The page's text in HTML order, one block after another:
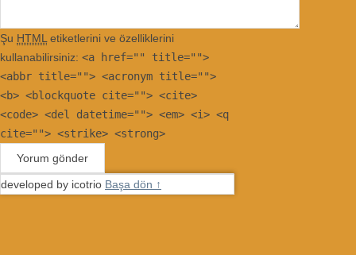
Şu HTML etiketlerini ve özelliklerini
kullanabilirsiniz: <a href="" title="">
<abbr title=""> <acronym title="">
<b> <blockquote cite=""> <cite>
<code> <del datetime=""> <em> <i> <q
cite=""> <strike> <strong>
developed by icotrio Başa dön ↑